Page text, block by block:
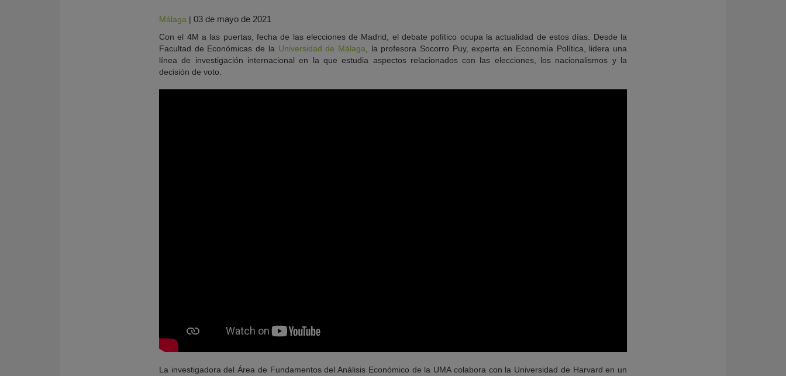
Málaga | 03 de mayo de 2021
Con el 4M a las puertas, fecha de las elecciones de Madrid, el debate político ocupa la actualidad de estos días. Desde la
Facultad de Económicas de la Universidad de Málaga , la profesora Socorro Puy, experta en Economía Política, lidera una
línea de investigación internacional en la que estudia aspectos relacionados con las elecciones, los nacionalismos y la
decisión de voto.
La investigadora del Área de Fundamentos del Análisis Económico de la UMA colabora con la Universidad de Harvard en un